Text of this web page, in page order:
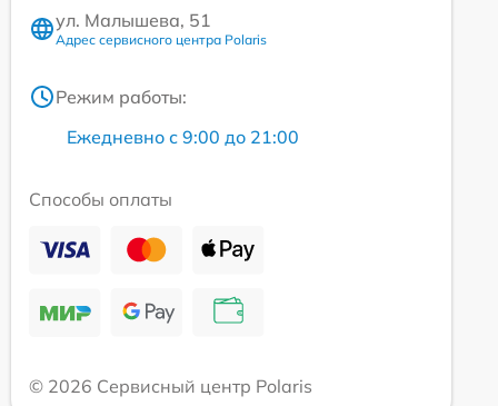
ул. Малышева, 51
Адрес сервисного центра Polaris
Режим работы:
Ежедневно с 9:00 до 21:00
Способы оплаты
© 2026 Сервисный центр Polaris